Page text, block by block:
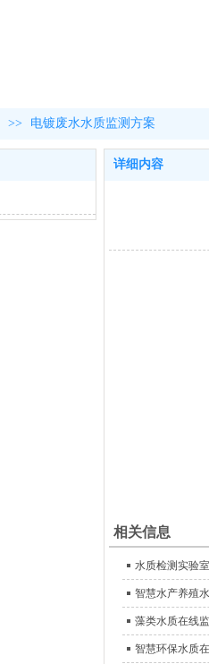
>> 电镀废水水质监测方案
详细内容
相关信息
水质检测实验
智慧水产养殖
藻类水质在线
智慧环保水质